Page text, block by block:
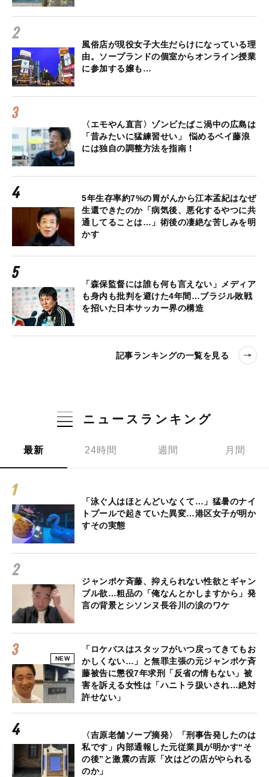
風俗店が現役女子大生だらけになっている理
由。ソープランドの個室からオンライン授業
に参加する嬢も…
〈エモやん直言〉ゾンビたばこ渦中の広島は
「昔みたいに猛練習せい」 悩めるベイ藤浪
には独自の調整方法を指南！
5年生存率約7%の胃がんから江本孟紀はなぜ
生還できたのか「病気後、悪化するやつに共
通してることは…」術後の凄絶な苦しみを明
かす
「森保監督には誰も何も言えない」メディア
も身内も批判を避けた4年間…ブラジル敗戦
を招いた日本サッカー界の構造
記事ランキングの一覧を見る
ニュースランキング
最新 24時間 週間 月間
「泳ぐ人はほとんどいなくて…」猛暑のナイ
トプールで起きていた異変…港区女子が明か
すその実態
ジャンポケ斉藤、抑えられない性欲とギャン
ブル欲…粗品の「俺なんとかしますから」発
言の背景とシソンヌ長谷川の涙のワケ
NEW
「ロケバスはスタッフがいつ戻ってきてもお
かしくない…」と無罪主張の元ジャンポケ斉
藤被告に懲役7年求刑「反省の情もない」被
害を訴える女性は「ハニトラ扱いされ…絶対
許せない」
〈吉原老舗ソープ摘発〉「刑事告発したのは
私です」内部通報した元従業員が明かす“そ
の後”と激震の吉原「次はどの店がやられる
のか」